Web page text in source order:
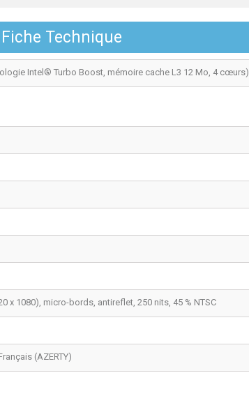
Fiche Technique
Intel® Turbo Boost, mémoire cache L3 12 Mo, 4 cœurs)
x 1080), micro-bords, antireflet, 250 nits, 45 % NTSC
(AZERTY)